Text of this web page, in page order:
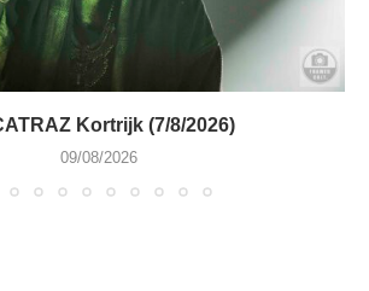
Kortrijk (7/8/2026)
09/08/2026